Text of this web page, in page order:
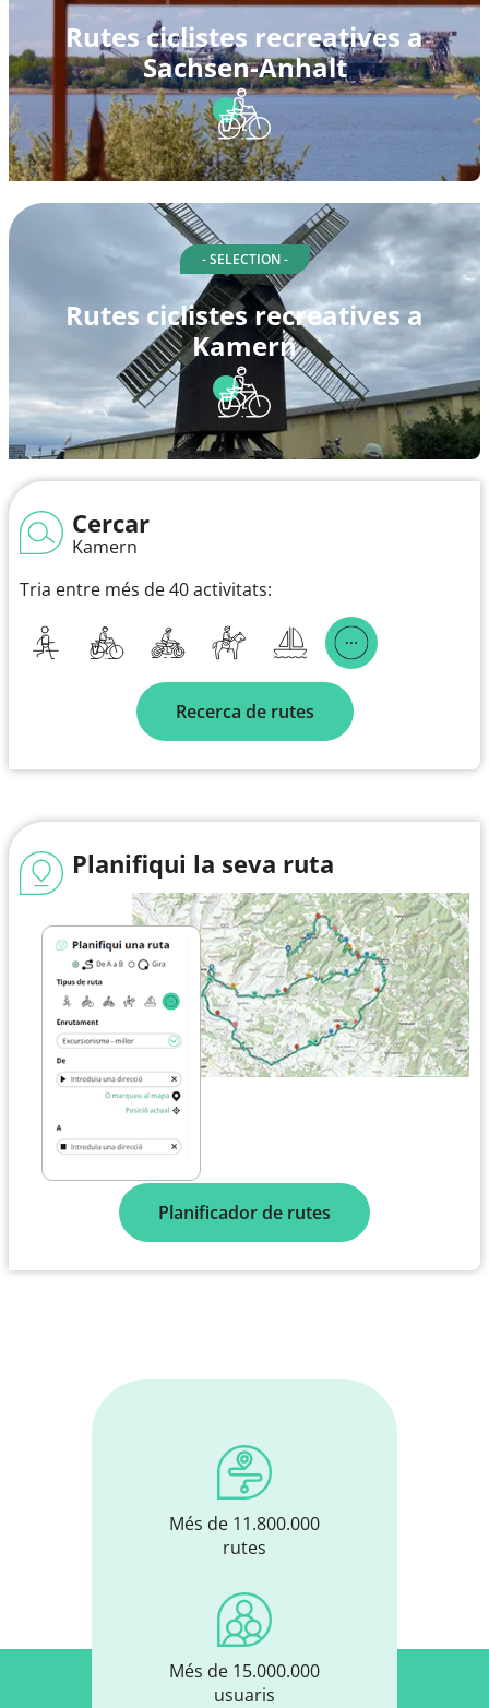
Rutes ciclistes recreatives a
Sachsen-Anhalt
- SELECTION -
Rutes ciclistes recreatives a
Kamern
Cercar
Kamern
Tria entre més de 40 activitats:
Recerca de rutes
Planifiqui la seva ruta
Planificador de rutes
Més de 11.800.000
rutes
Més de 15.000.000
usuaris